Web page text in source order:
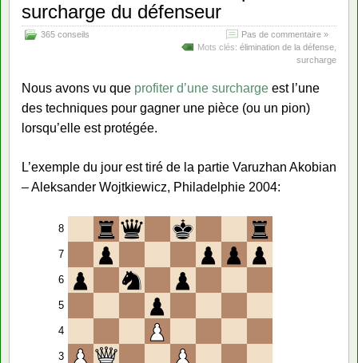
surcharge du défenseur
365 conseils
Pas de commentaire »
Mots clés: élimination de la défense
surcharge
Nous avons vu que profiter d’une surcharge est l’une
des techniques pour gagner une pièce (ou un pion)
lorsqu’elle est protégée.
L’exemple du jour est tiré de la partie Varuzhan Akobian
– Aleksander Wojtkiewicz, Philadelphie 2004:
8
7
6
5
4
3